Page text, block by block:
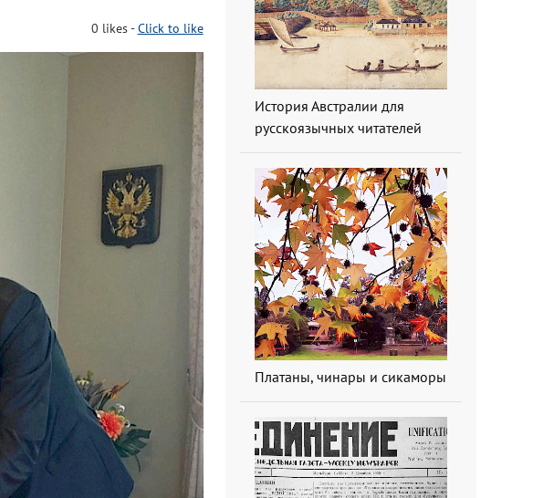
0 likes-Click to like
История Австралии для
русскоязычных читателей
Платаны, чинары и сикаморы